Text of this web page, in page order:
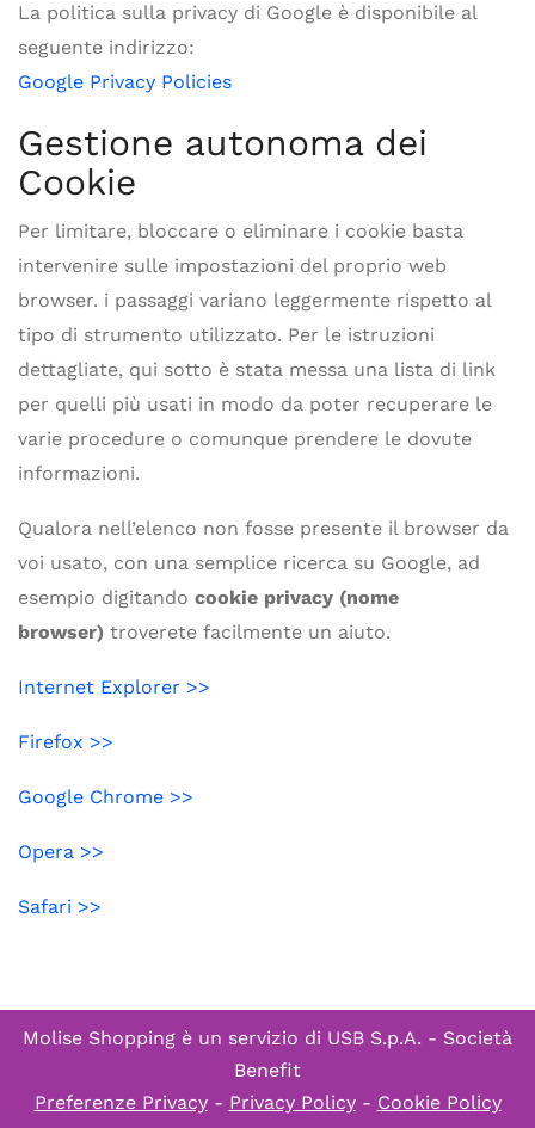
La politica sulla privacy di Google è disponibile al
seguente indirizzo:
Google Privacy Policies
Gestione autonoma dei
Cookie
Per limitare, bloccare o eliminare i cookie basta
intervenire sulle impostazioni del proprio web
browser. i passaggi variano leggermente rispetto al
tipo di strumento utilizzato. Per le istruzioni
dettagliate, qui sotto è stata messa una lista di link
per quelli più usati in modo da poter recuperare le
varie procedure o comunque prendere le dovute
informazioni.
Qualora nell’elenco non fosse presente il browser da
voi usato, con una semplice ricerca su Google, ad
esempio digitando cookie privacy (nome
browser) troverete facilmente un aiuto.
Internet Explorer >>
Firefox >>
Google Chrome >>
Opera >>
Safari >>
Molise Shopping è un servizio di USB S.p.A. - Società
Benefit
Preferenze Privacy- Privacy Policy- Cookie Policy